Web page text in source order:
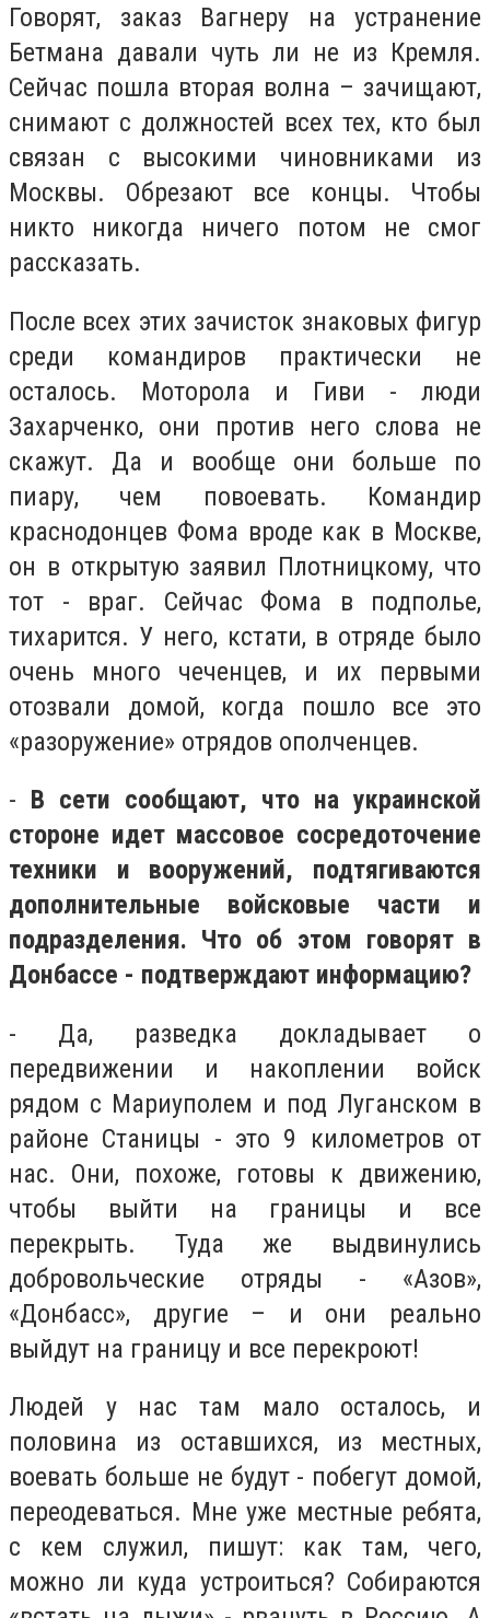
Говорят, заказ Вагнеру на устранение
Бетмана давали чуть ли не из Кремля.
Сейчас пошла вторая волна – зачищают,
снимают с должностей всех тех, кто был
связан с высокими чиновниками из
Москвы. Обрезают все концы. Чтобы
никто никогда ничего потом не смог
рассказать.
После всех этих зачисток знаковых фигур
среди командиров практически не
осталось. Моторола и Гиви - люди
Захарченко, они против него слова не
скажут. Да и вообще они больше по
пиару, чем повоевать. Командир
краснодонцев Фома вроде как в Москве,
он в открытую заявил Плотницкому, что
тот - враг. Сейчас Фома в подполье,
тихарится. У него, кстати, в отряде было
очень много чеченцев, и их первыми
отозвали домой, когда пошло все это
«разоружение» отрядов ополченцев.
- В сети сообщают, что на украинской
стороне идет массовое сосредоточение
техники и вооружений, подтягиваются
дополнительные войсковые части и
подразделения. Что об этом говорят в
Донбассе - подтверждают информацию?
- Да, разведка докладывает о
передвижении и накоплении войск
рядом с Мариуполем и под Луганском в
районе Станицы - это 9 километров от
нас. Они, похоже, готовы к движению,
чтобы выйти на границы и все
перекрыть. Туда же выдвинулись
добровольческие отряды - «Азов»,
«Донбасс», другие – и они реально
выйдут на границу и все перекроют!
Людей у нас там мало осталось, и
половина из оставшихся, из местных,
воевать больше не будут - побегут домой,
переодеваться. Мне уже местные ребята,
с кем служил, пишут: как там, чего,
можно ли куда устроиться? Собираются